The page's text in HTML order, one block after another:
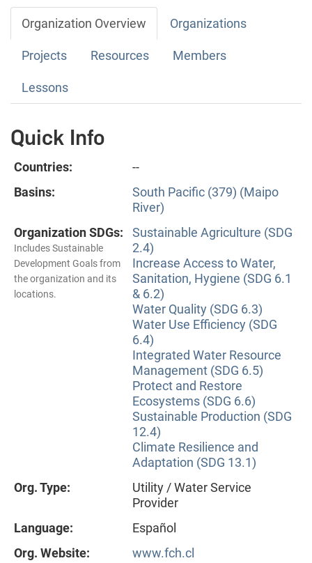
Organization Overview Organizations
Projects Resources Members
Lessons
Quick Info
Countries:
--
Basins:
South Pacific (379) (Maipo
River)
Organization SDGs:
Includes Sustainable
Development Goals from
the organization and its
locations.
Sustainable Agriculture (SDG
2.4)
Increase Access to Water,
Sanitation, Hygiene (SDG 6.1
& 6.2)
Water Quality (SDG 6.3)
Water Use Efficiency (SDG
6.4)
Integrated Water Resource
Management (SDG 6.5)
Protect and Restore
Ecosystems (SDG 6.6)
Sustainable Production (SDG
12.4)
Climate Resilience and
Adaptation (SDG 13.1)
Org. Type:
Utility / Water Service
Provider
Language:
Español
Org. Website:
www.fch.cl